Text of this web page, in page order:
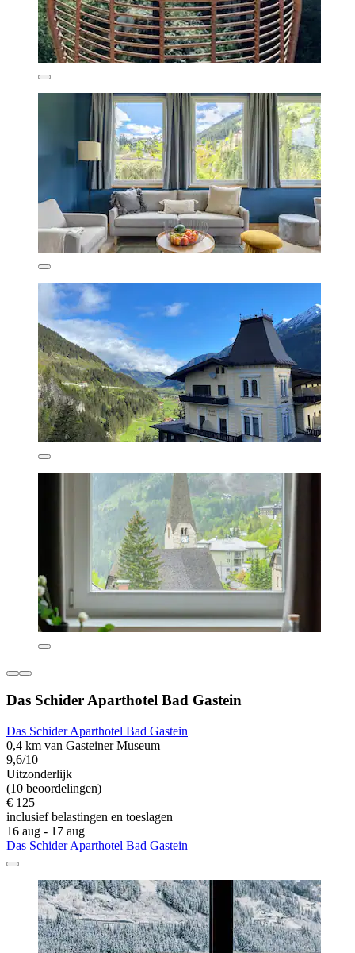
Das Schider Aparthotel Bad Gastein
Das Schider Aparthotel Bad Gastein
0,4 km van Gasteiner Museum
9,6/10
Uitzonderlijk
(10 beoordelingen)
€ 125
inclusief belastingen en toeslagen
16 aug - 17 aug
Das Schider Aparthotel Bad Gastein